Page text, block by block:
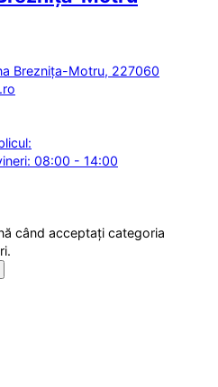
Breznița-Motru, 227060
08:00 - 14:00
când acceptați categoria